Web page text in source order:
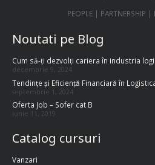
PEOPLE | PARTNERSHIP |
Noutati pe Blog
Cum să-ți dezvolți cariera în industria
decembrie 9, 2024
Tendințe și Eficiență Financiară în
septembrie 1, 2024
Oferta Job – Sofer cat B
iunie 11, 2019
Catalog cursuri
Vanzari